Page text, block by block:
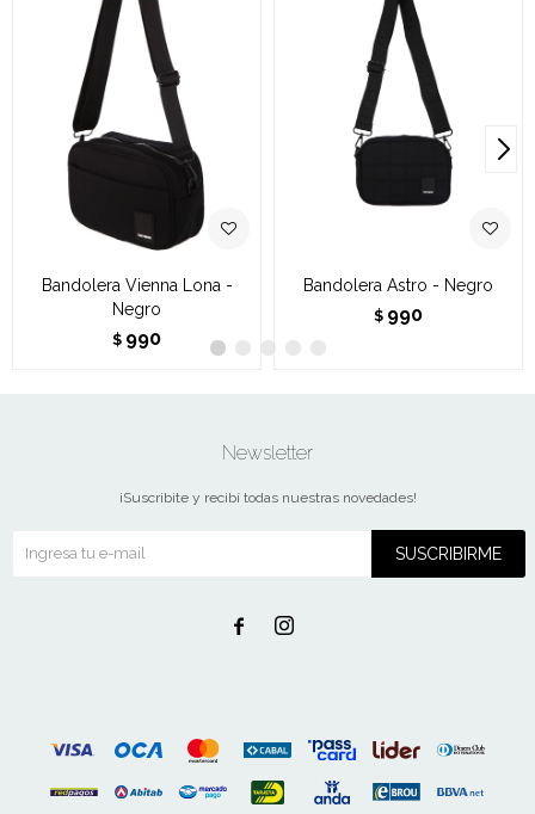
Bandolera Vienna Lona -
Negro
$ 990
Bandolera Astro - Negro
$ 990
Newsletter
¡Suscribite y recibí todas nuestras novedades!
SUSCRIBIRME
 